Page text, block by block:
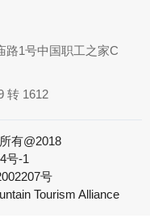
路1号中国职工之家C
转 1612
有@2018
号-1
号
Tourism Alliance